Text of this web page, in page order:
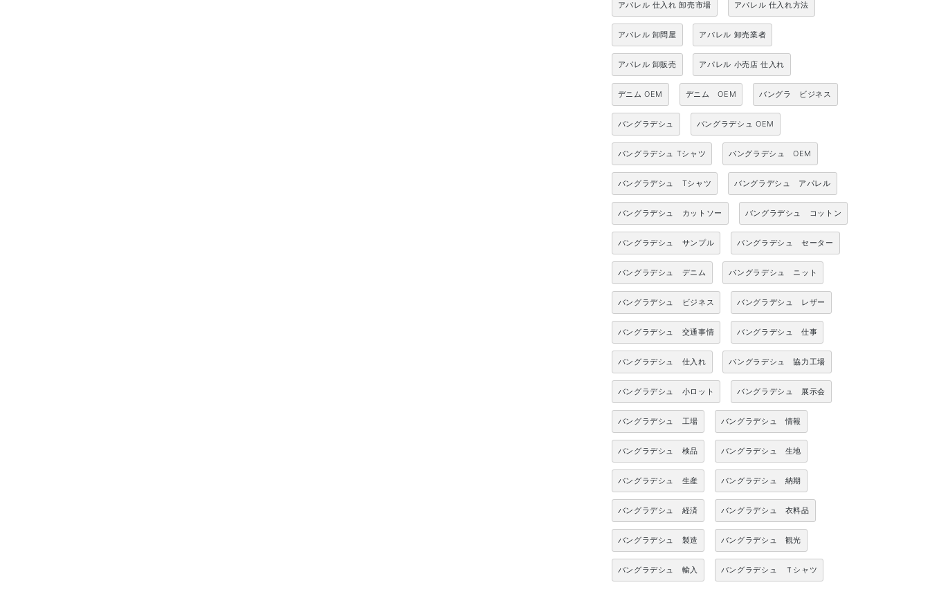
アパレル 仕入れ 卸売市場 アパレル 仕入れ方法
アパレル 卸問屋 アパレル 卸売業者
アパレル 卸販売 アパレル 小売店 仕入れ
デニム OEM デニム OEM バングラ ビジネス
バングラデシュ バングラデシュ OEM
バングラデシュ Tシャツ バングラデシュ OEM
バングラデシュ Tシャツ バングラデシュ アパレル
バングラデシュ カットソー バングラデシュ コットン
バングラデシュ サンプル バングラデシュ セーター
バングラデシュ デニム バングラデシュ ニット
バングラデシュ ビジネス バングラデシュ レザー
バングラデシュ 交通事情 バングラデシュ 仕事
バングラデシュ 仕入れ バングラデシュ 協力工場
バングラデシュ 小ロット バングラデシュ 展示会
バングラデシュ 工場 バングラデシュ 情報
バングラデシュ 検品 バングラデシュ 生地
バングラデシュ 生産 バングラデシュ 納期
バングラデシュ 経済 バングラデシュ 衣料品
バングラデシュ 製造 バングラデシュ 観光
バングラデシュ 輸入 バングラデシュ Ｔシャツ